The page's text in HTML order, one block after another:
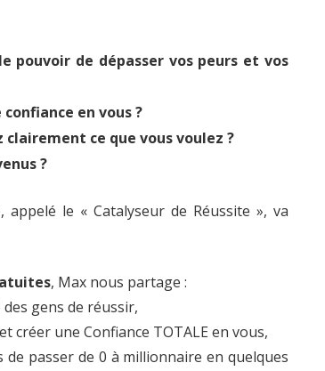
pouvoir de dépasser vos peurs et vos
en vous ?
clairement ce que vous voulez ?
?
, appelé le « Catalyseur de Réussite », va
, Max nous partage :
gens de réussir,
créer une Confiance TOTALE en vous,
passer de 0 à millionnaire en quelques